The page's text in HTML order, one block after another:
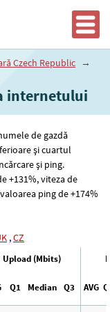
Czech Republic →
internetului
de gazdă
și cuartul
și ping.
+131%, viteza de
ping de +174%
,CZ
Upload (Mbits)
Q1 Median Q3 AVG